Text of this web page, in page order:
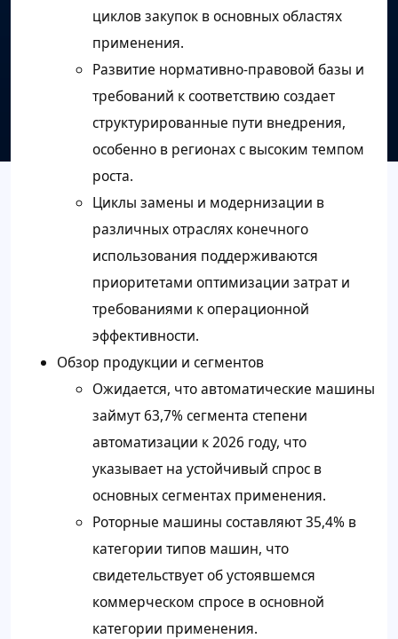
циклов закупок в основных областях
применения.
Развитие нормативно-правовой базы и
требований к соответствию создает
структурированные пути внедрения,
особенно в регионах с высоким темпом
роста.
Циклы замены и модернизации в
различных отраслях конечного
использования поддерживаются
приоритетами оптимизации затрат и
требованиями к операционной
эффективности.
Обзор продукции и сегментов
Ожидается, что автоматические машины
займут 63,7% сегмента степени
автоматизации к 2026 году, что
указывает на устойчивый спрос в
основных сегментах применения.
Роторные машины составляют 35,4% в
категории типов машин, что
свидетельствует об устоявшемся
коммерческом спросе в основной
категории применения.